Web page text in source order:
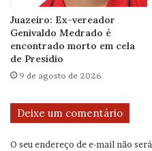
Juazeiro: Ex-vereador
Genivaldo Medrado é
encontrado morto em cela
de Presídio
9 de agosto de 2026
Deixe um comentário
O seu endereço de e-mail não